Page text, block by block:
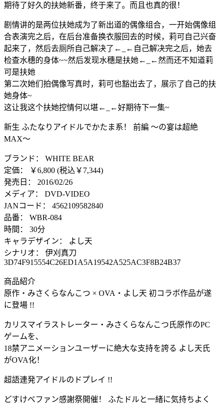
期待了好久的扶她新番，终于来了。而且也真的很！
剧情讲的是两位扶她成为了新出道的偶像组合，一开始偶像组
合表演完之后，在后台准备换衣服回去的时候，莉可自己兴奋
起来了，然后去厕所自己解决了←_←自己解决完之后，她去
检查水穗的身体~~然后发现水穗是扶她←_←然而还不知道莉
可是扶她
第二次她们拍偶像写真时，莉可也豁出去了，展示了自己的扶
她身体~
这让我这个扶她控情何以堪←_←好期待下一集~
新生 ふたなりアイドルでかたま系！ 前編 ～の宴は超絶
MAX～
ブランド： WHITE BEAR
定価： ￥6,800 (税込￥7,344)
発売日： 2016/02/26
メディア： DVD-VIDEO
JANコード： 4562109582840
品番： WBR-084
時間： 30分
キャラデザイン： よし天
シナリオ： 伊刈真刀
3D74F915554C26ED1A5A19542A525AC3F8B24B37
商品紹介
原作・みさくらなんこつ × OVA・よし天 初コラボ作品が遂
に登場 !!
カリスマイラストレーター・みさくらなんこつ氏原作のPC
ゲームを、
18禁アニメーションユーザーに絶大な支持を誇る よし天氏
がOVA化！
超語連発アイドルのドプレイ !!
どすけべファン感謝祭開催！ ふたドルと一緒に気持ちよく